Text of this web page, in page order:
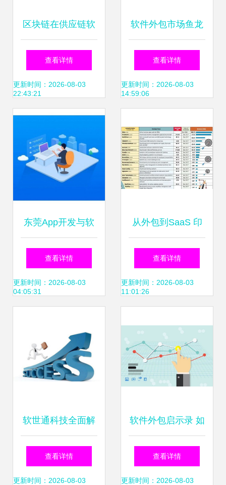
区块链在供应链软
件外包中的应用潜
力与挑战
查看详情
更新时间：2026-08-03
22:43:21
软件外包市场鱼龙
混杂，企业如何才
能选到靠谱的软件
查看详情
更新时间：2026-08-03
14:59:06
东莞App开发与软
件外包服务全解析
专业公司选择指南
查看详情
更新时间：2026-08-03
04:05:31
从外包到SaaS 印
度如何再次征服全
球软件市场？
查看详情
更新时间：2026-08-03
11:01:26
软世通科技全面解
析 软件外包服务的
常见问题与真实评
查看详情
更新时间：2026-08-03
软件外包启示录 如
何高效找到靠谱的
App开发公司？
查看详情
更新时间：2026-08-03